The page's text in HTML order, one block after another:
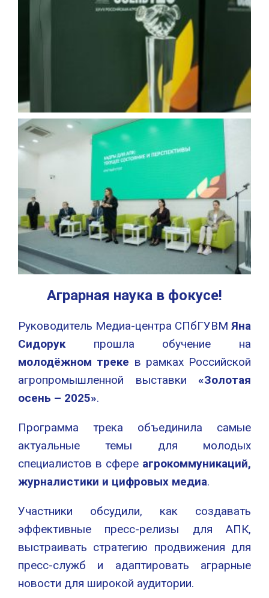
Аграрная наука в фокусе!
Руководитель Медиа-центра СПбГУВМ Яна
Сидорукпрошла обучение на
молодёжном треке в рамках Российской
агропромышленной выставки «Золотая
осень – 2025».
Программа трека объединила самые
актуальные темы для молодых
специалистов в сфере агрокоммуникаций,
журналистики и цифровых медиа.
Участники обсудили, как создавать
эффективные пресс-релизы для АПК,
выстраивать стратегию продвижения для
пресс-служб и адаптировать аграрные
новости для широкой аудитории.